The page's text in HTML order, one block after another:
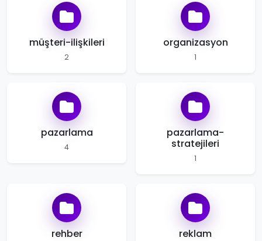
müşteri-ilişkileri
2
organizasyon
1
pazarlama
4
pazarlama-
stratejileri
1
rehber reklam